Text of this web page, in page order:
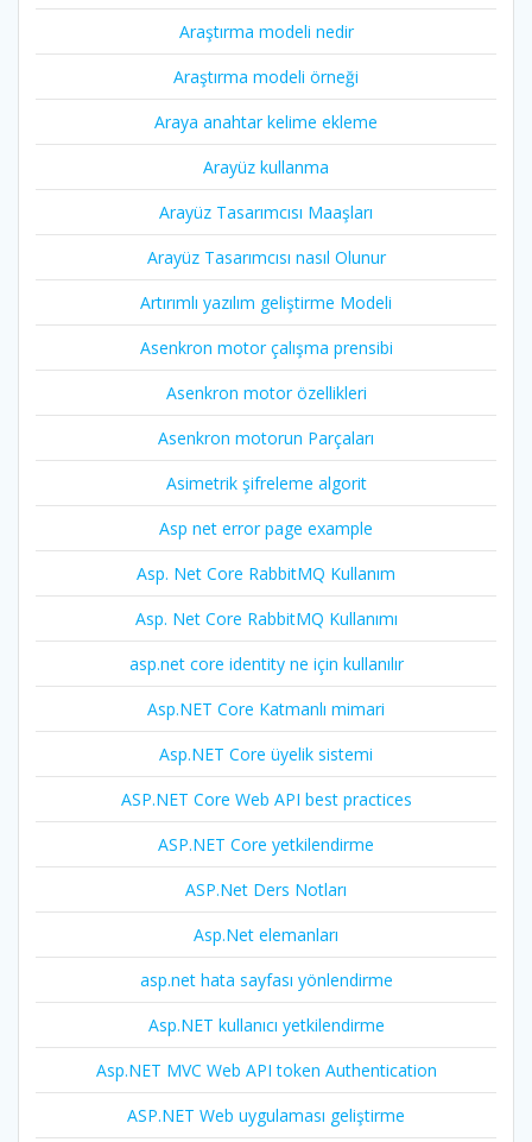
Araştırma modeli nedir
Araştırma modeli örneği
Araya anahtar kelime ekleme
Arayüz kullanma
Arayüz Tasarımcısı Maaşları
Arayüz Tasarımcısı nasıl Olunur
Artırımlı yazılım geliştirme Modeli
Asenkron motor çalışma prensibi
Asenkron motor özellikleri
Asenkron motorun Parçaları
Asimetrik şifreleme algorit
Asp net error page example
Asp. Net Core RabbitMQ Kullanım
Asp. Net Core RabbitMQ Kullanımı
asp.net core identity ne için kullanılır
Asp.NET Core Katmanlı mimari
Asp.NET Core üyelik sistemi
ASP.NET Core Web API best practices
ASP.NET Core yetkilendirme
ASP.Net Ders Notları
Asp.Net elemanları
asp.net hata sayfası yönlendirme
Asp.NET kullanıcı yetkilendirme
Asp.NET MVC Web API token Authentication
ASP.NET Web uygulaması geliştirme